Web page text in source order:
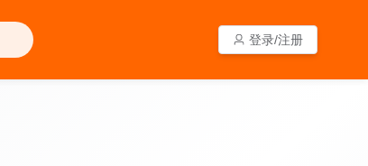
登录/注册
登录/注册